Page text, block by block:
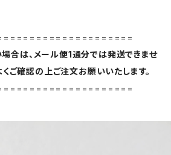
合は、メール便1通分では発送できませ
ご確認の上ご注文お願いいたします。